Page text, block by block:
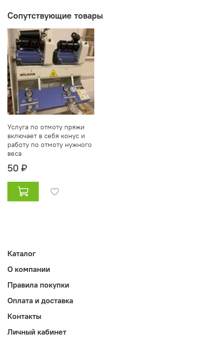
Сопутствующие товары
Услуга по отмоту пряжи
включает в себя конус и
работу по отмоту нужного
веса
50 ₽
Каталог
О компании
Правила покупки
Оплата и доставка
Контакты
Личный кабинет